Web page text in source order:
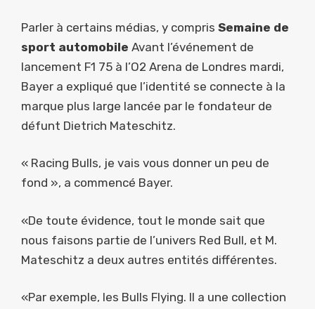
Parler à certains médias, y compris Semaine de
sport automobile Avant l’événement de
lancement F1 75 à l’O2 Arena de Londres mardi,
Bayer a expliqué que l’identité se connecte à la
marque plus large lancée par le fondateur de
défunt Dietrich Mateschitz.
« Racing Bulls, je vais vous donner un peu de
fond », a commencé Bayer.
«De toute évidence, tout le monde sait que
nous faisons partie de l’univers Red Bull, et M.
Mateschitz a deux autres entités différentes.
«Par exemple, les Bulls Flying. Il a une collection